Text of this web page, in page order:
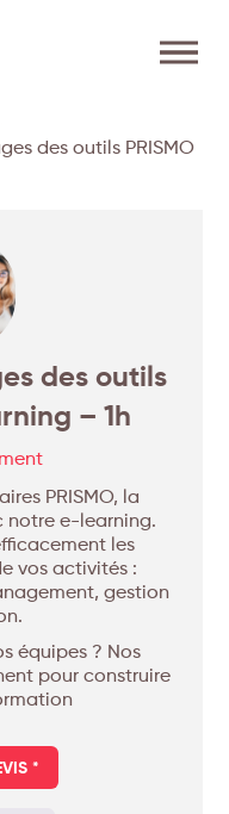
des outils PRISMO
des outils
– 1h
PRISMO, la
notre e-learning.
les
vos activités :
gestion
équipes ? Nos
pour construire
*